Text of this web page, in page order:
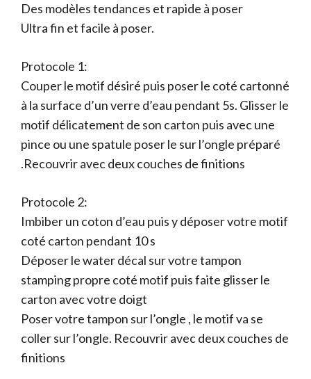
Des modèles tendances et rapide à poser
Ultra fin et facile à poser.
Protocole 1:
Couper le motif désiré puis poser le coté cartonné
à la surface d’un verre d’eau pendant 5s. Glisser le
motif délicatement de son carton puis avec une
pince ou une spatule poser le sur l’ongle préparé
.Recouvrir avec deux couches de finitions
Protocole 2:
Imbiber un coton d’eau puis y déposer votre motif
coté carton pendant 10 s
Déposer le water décal sur votre tampon
stamping propre coté motif puis faite glisser le
carton avec votre doigt
Poser votre tampon sur l’ongle , le motif va se
coller sur l’ongle. Recouvrir avec deux couches de
finitions